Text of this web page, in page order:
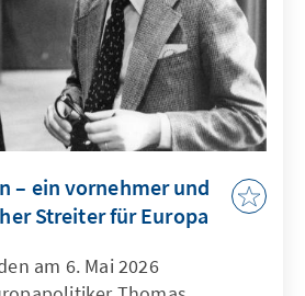
– ein vornehmer und
Streiter für Europa
am 6. Mai 2026